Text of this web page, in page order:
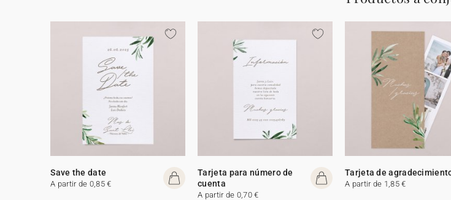
Save the date
A partir de 0,85 €
Tarjeta para número de
cuenta
A partir de 0,70 €
Tarjeta de
A partir de 1,85 €